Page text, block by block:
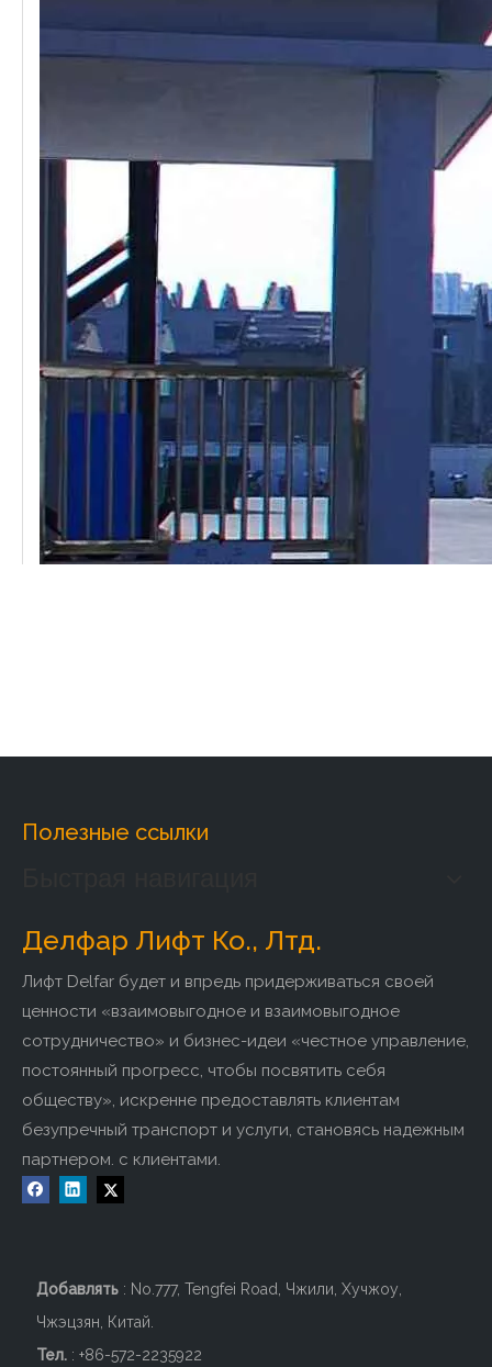
ДЕЛЬФАР Лифт Ко., Лтд.
специализированным лифтовым предприятием, которое
технологий производства лифтов. Мы можем
проектировать и производить различные типы лифтов,
которые могут удовлетворить разнообразные требования
Полезные ссылки
Делфар Лифт Ко., Лтд.
Лифт Delfar будет и впредь придерживаться своей
ценности «взаимовыгодное и взаимовыгодное
сотрудничество» и бизнес-идеи «честное управление,
постоянный прогресс, чтобы посвятить себя
обществу», искренне предоставлять клиентам
безупречный транспорт и услуги, становясь надежным
партнером. с клиентами.
Добавлять : No.777, Tengfei Road, Чжили, Хучжоу,
Чжэцзян, Китай.
Тел. : +86-572-2235922